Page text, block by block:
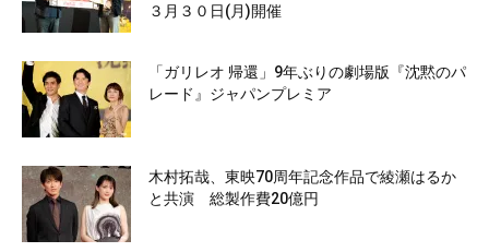
３月３０日(月)開催
「ガリレオ 帰還」9年ぶりの劇場版『沈黙のパ
レード』ジャパンプレミア
木村拓哉、東映70周年記念作品で綾瀬はるか
と共演 総製作費20億円